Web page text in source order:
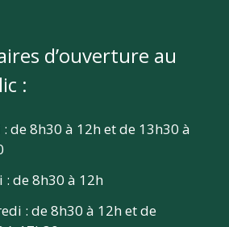
d’ouverture au
:
de 8h30 à 12h et de 13h30 à
: de 8h30 à 12h
: de 8h30 à 12h et de